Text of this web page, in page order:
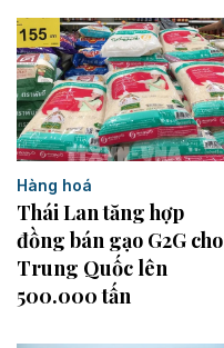
Hàng hoá
Thái Lan tăng hợp
đồng bán gạo G2G cho
Trung Quốc lên
500.000 tấn